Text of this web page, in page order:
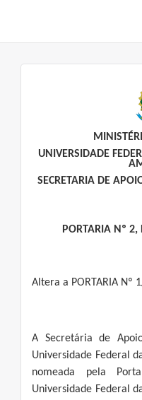
UNIVERSIDADE
SECRETARIA DE
PORTARIA Nº
Altera a PORTARIA Nº
A Secretária de
Universidade Federal
nomeada pela
Universidade Federal